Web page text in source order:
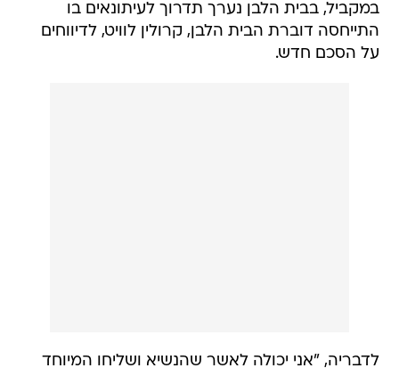
במקביל, בבית הלבן נערך תדרוך לעיתונאים בו
התייחסה דוברת הבית הלבן, קרולין לוויט, לדיווחים
על הסכם חדש.
לדבריה, "אני יכולה לאשר שהנשיא ושליחו המיוחד